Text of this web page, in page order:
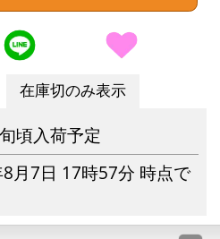
在庫切のみ表示
頃入荷予定
月7日 17時57分 時点で